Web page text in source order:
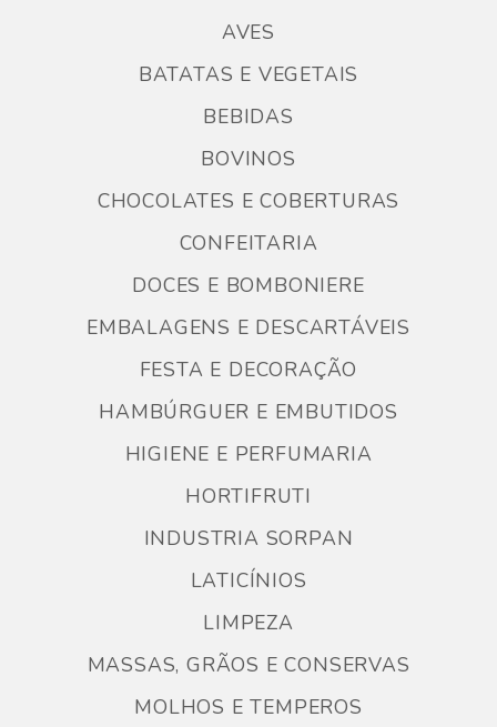
AVES
BATATAS E VEGETAIS
BEBIDAS
BOVINOS
CHOCOLATES E COBERTURAS
CONFEITARIA
DOCES E BOMBONIERE
EMBALAGENS E DESCARTÁVEIS
FESTA E DECORAÇÃO
HAMBÚRGUER E EMBUTIDOS
HIGIENE E PERFUMARIA
HORTIFRUTI
INDUSTRIA SORPAN
LATICÍNIOS
LIMPEZA
MASSAS, GRÃOS E CONSERVAS
MOLHOS E TEMPEROS